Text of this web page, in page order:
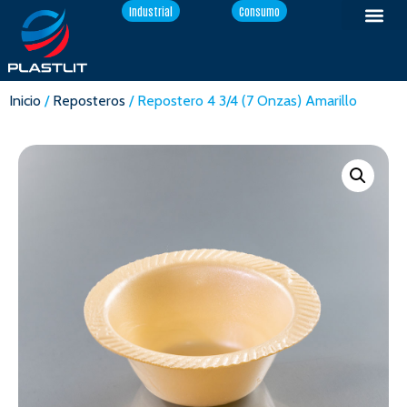
Industrial Consumo
Inicio / Reposteros / Repostero 4 3/4 (7 Onzas) Amarillo